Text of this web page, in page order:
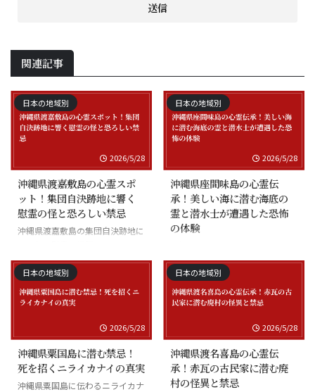
関連記事
日本の地域別
2026/5/28
沖縄県渡嘉敷島の心霊スポ
ット！集団自決跡地に響く
慰霊の怪と恐ろしい禁忌
沖縄県渡嘉敷島の集団自決跡地に
日本の地域別
2026/5/28
沖縄県座間味島の心霊伝
承！美しい海に潜む海底の
霊と潜水士が遭遇した恐怖
の体験
士の怪談
日本の地域別
2026/5/28
沖縄県粟国島に潜む禁忌！
死を招くニライカナイの真実
沖縄県粟国島に伝わるニライカナ
日本の地域別
2026/5/28
沖縄県渡名喜島の心霊伝
承！赤瓦の古民家に潜む廃
村の怪異と禁忌